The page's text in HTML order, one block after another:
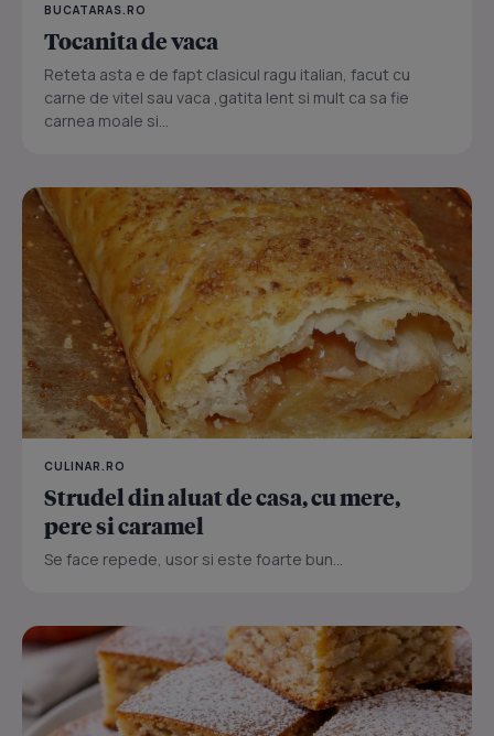
BUCATARAS.RO
Tocanita de vaca
Reteta asta e de fapt clasicul ragu italian, facut cu
carne de vitel sau vaca ,gatita lent si mult ca sa fie
carnea moale si...
CULINAR.RO
Strudel din aluat de casa, cu mere,
pere si caramel
Se face repede, usor si este foarte bun...